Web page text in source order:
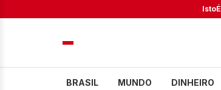
IstoÉ
BRASIL MUNDO DINHEIRO